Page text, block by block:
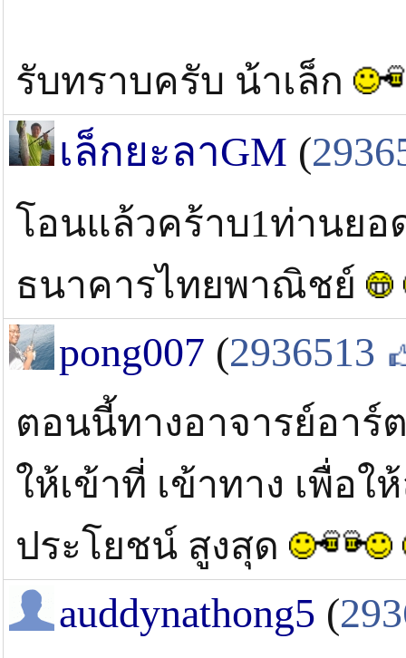
รับทราบครับ น้าเล็ก
เล็กยะลาGM (
โอนแล้วคร้าบ1ท่านยอ
ธนาคารไทยพาณิชย์
pong007 (2936513
ตอนนี้ทางอาจารย์อาร์
ให้เข้าที่ เข้าทาง เพื่อ
ประโยชน์ สูงสุด
auddynathong5 (